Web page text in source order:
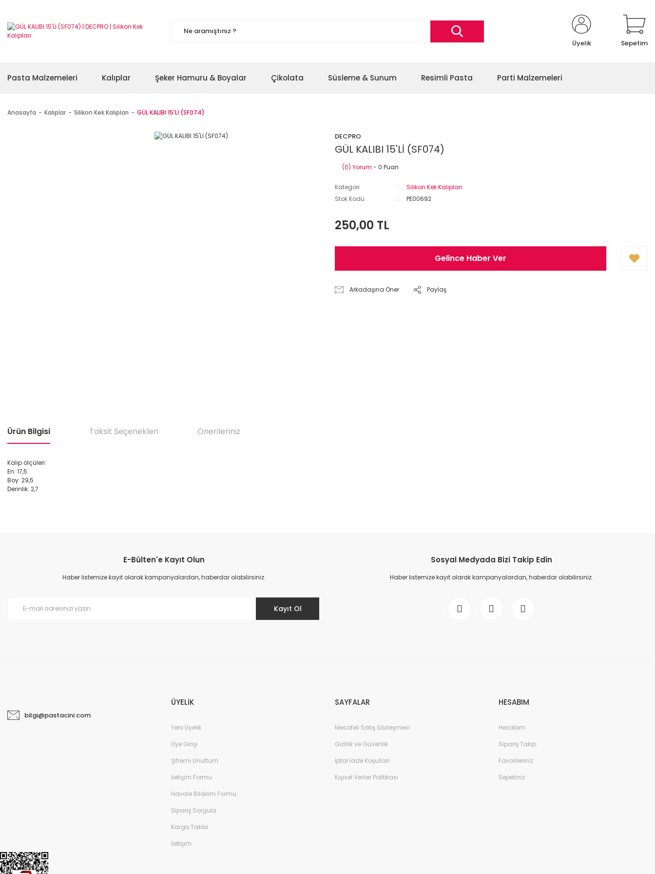
Üyelik Sepetim
Pasta Malzemeleri Kalıplar Şeker Hamuru & Boyalar Çikolata Süsleme & Sunum Resimli Pasta Parti Malzemeleri
Anasayfa Kalıplar Silikon Kek Kalıpları GÜL KALIBI 15'Lİ (SF074)
DECPRO
GÜL KALIBI 15'Lİ (SF074)
(0) Yorum - 0 Puan
Kategori
Silikon Kek Kalıpları
Stok Kodu
PE00692
250,00 TL
Gelince Haber Ver
Arkadaşına Öner Paylaş
Ürün Bilgisi Taksit Seçenekleri Önerileriniz
Kalıp ölçüleri:
En: 17,5
Boy: 29,5
Derinlik: 2,7
Ürün resmi kalitesiz, bozuk veya görüntülenemiyor.
Ürün açıklamasında eksik bilgiler bulunuyor.
E-Bülten'e Kayıt Olun
Haber listemize kayıt olarak kampanyalardan, haberdar olabilirsiniz.
Kayıt Ol
Sosyal Medyada Bizi Takip Edin
Haber listemize kayıt olarak kampanyalardan, haberdar olabilirsiniz.
bilgi@pastacini.com
ÜYELİK
Yeni Üyelik
Üye Girişi
Şifremi Unuttum
İletişim Formu
Havale Bildirim Formu
Sipariş Sorgula
Kargo Takibi
İletişim
SAYFALAR
Mesafeli Satış Sözleşmesi
Gizlilik ve Güvenlik
İptal İade Koşullari
Kişisel Veriler Politikası
HESABIM
Hesabım
Sipariş Takip
Favorileriniz
Sepetiniz